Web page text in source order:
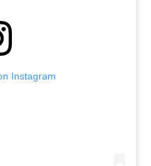
Instagram